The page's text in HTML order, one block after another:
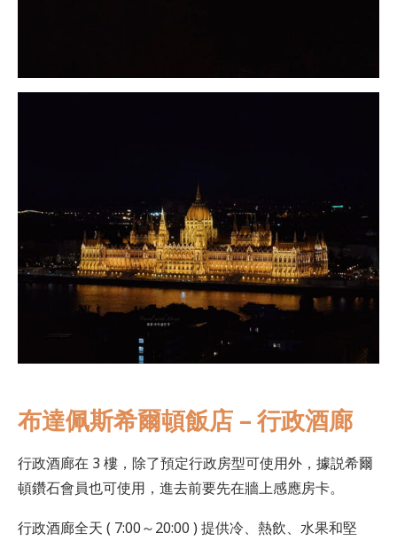
布達佩斯希爾頓飯店 – 行政酒廊
行政酒廊在 3 樓，除了預定行政房型可使用外，據説希爾
頓鑽石會員也可使用，進去前要先在牆上感應房卡。
行政酒廊全天 ( 7:00～20:00 ) 提供冷、熱飲、水果和堅